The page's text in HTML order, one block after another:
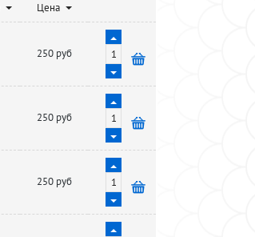
Цена
250 руб
250 руб
250 руб